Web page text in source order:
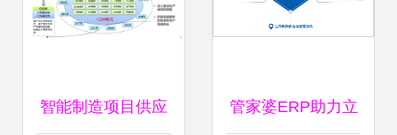
智能制造项目供应 管家婆ERP助力立